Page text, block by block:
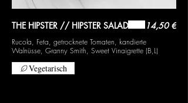
THE HIPSTER // HIPSTER SALAD
Rucola, Feta, getrocknete Tomaten, kandierte
Walnüsse, Granny Smith, Sweet Vinaigrette (B,L)
14,50 €
Vegetarisch